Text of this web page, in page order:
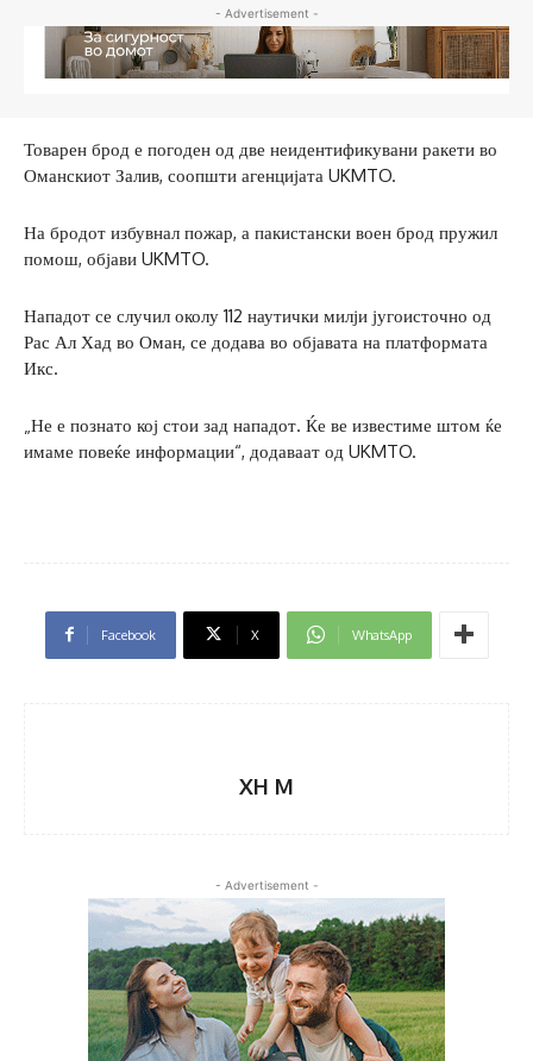
- Advertisement -
Товарен брод е погоден од две неидентификувани ракети во
Оманскиот Залив, соопшти агенцијата UKMTO.
На бродот избувнал пожар, а пакистански воен брод пружил
помош, објави UKMTO.
Нападот се случил околу 112 наутички милји југоисточно од
Рас Ал Хад во Оман, се додава во објавата на платформата
Икс.
„Не е познато кој стои зад нападот. Ќе ве известиме штом ќе
имаме повеќе информации“, додаваат од UKMTO.
Facebook X WhatsApp
XH M
- Advertisement -